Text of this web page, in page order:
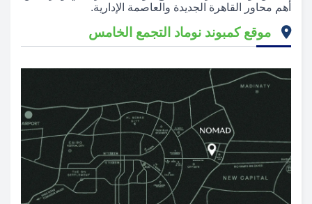
أهم محاور القاهرة الجديدة والعاصمة الإدارية.
موقع كمبوند نوماد التجمع الخامس